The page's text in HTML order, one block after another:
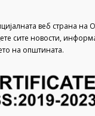
веб страна
сите новости,
на општината.